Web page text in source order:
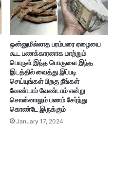
ஒன்னுமில்லாத பரம்பரை ஏழையை
கூட பணக்காரனாக மாற்றும்
பொருள் இந்த பொருளை இந்த
இடத்தில் வைத்து இப்படி
செய்யுங்கள் பிறகு நீங்கள்
வேண்டாம் வேண்டாம் என்று
சொன்னாலும் பணம் சேர்ந்து
கொண்டே இருக்கும்
January 17, 2024